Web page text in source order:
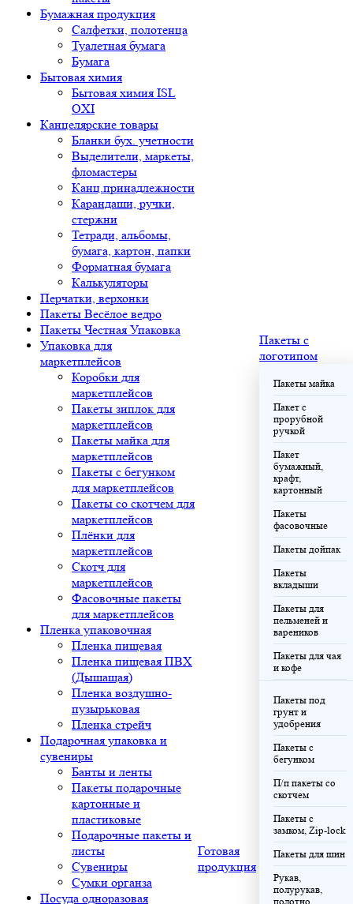
Бумажная продукция
Салфетки, полотенца
Туалетная бумага
Бумага
Бытовая химия
Бытовая химия ISL
OXI
Канцелярские товары
Бланки бух. учетности
Выделители, маркеты,
фломастеры
Канц.принадлежности
Карандаши, ручки,
стержни
Тетради, альбомы,
бумага, картон, папки
Форматная бумага
Калькуляторы
Перчатки, верхонки
Пакеты Весёлое ведро
Пакеты Честная Упаковка
Упаковка для
маркетплейсов
Коробки для
маркетплейсов
Пакеты зиплок для
маркетплейсов
Пакеты майка для
маркетплейсов
Пакеты с бегунком
для маркетплейсов
Пакеты со скотчем для
маркетплейсов
Плёнки для
маркетплейсов
Скотч для
маркетплейсов
Фасовочные пакеты
для маркетплейсов
Пленка упаковочная
Пленка пищевая
Пленка пищевая ПВХ
(Дышащая)
Пленка воздушно-
пузырьковая
Пленка стрейч
Подарочная упаковка и
сувениры
Банты и ленты
Пакеты подарочные
картонные и
пластиковые
Подарочные пакеты и
листы
Сувениры
Сумки органза
Посуда одноразовая
Готовая
продукция
Пакеты с
логотипом
Пакеты майка
Пакет с
прорубной
ручкой
Пакет
бумажный,
крафт,
картонный
Пакеты
фасовочные
Пакеты дойпак
Пакеты
вкладыши
Пакеты для
пельменей и
вареников
Пакеты для чая
и кофе
Пакеты под
грунт и
удобрения
Пакеты с
бегунком
П/п пакеты со
скотчем
Пакеты с
замком, Zip-lock
Пакеты для шин
Рукав,
полурукав,
полотно